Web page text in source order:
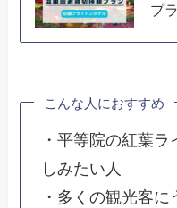
プ
こんな人におすすめ
・平等院の紅葉
しみたい人
・多くの観光客